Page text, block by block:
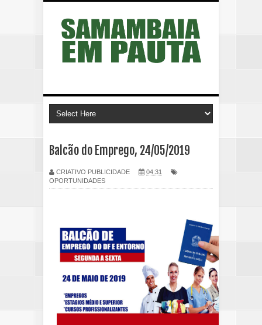
Balcão do Emprego, 24/05/2019
CRIATIVO PUBLICIDADE
04:31
OPORTUNIDADES